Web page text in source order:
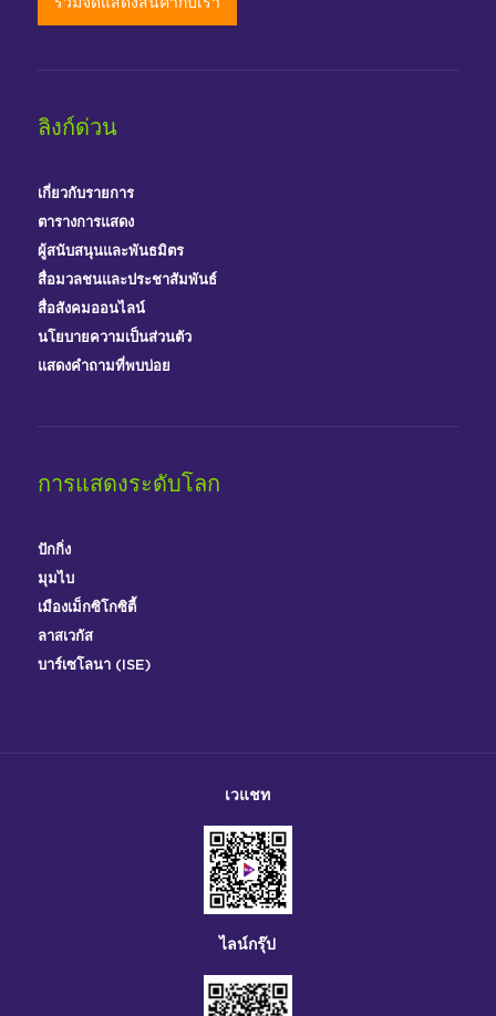
ร่วมจัดแสดงสินค้ากับเรา
ลิงก์ด่วน
เกี่ยวกับรายการ
ตารางการแสดง
ผู้สนับสนุนและพันธมิตร
สื่อมวลชนและประชาสัมพันธ์
สื่อสังคมออนไลน์
นโยบายความเป็นส่วนตัว
แสดงคำถามที่พบบ่อย
การแสดงระดับโลก
ปักกิ่ง
มุมไบ
เมืองเม็กซิโกซิตี้
ลาสเวกัส
บาร์เซโลนา (ISE)
เวแชท
ไลน์กรุ๊ป